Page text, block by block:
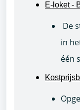
E-loket -
De
in
één